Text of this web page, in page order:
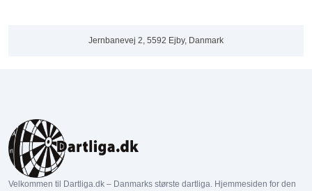
Jernbanevej 2, 5592 Ejby, Danmark
Velkommen til Dartliga.dk – Danmarks største dartliga. Hjemmesiden for den